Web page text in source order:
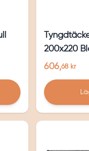
200x220
606,68 kr